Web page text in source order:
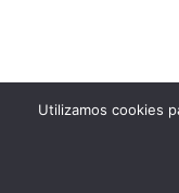
Utilizamos cookies